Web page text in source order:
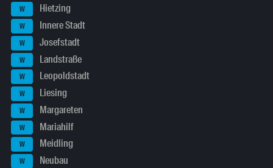
W Hietzing
W Innere Stadt
W Josefstadt
W Landstraße
W Leopoldstadt
W Liesing
W Margareten
W Mariahilf
W Meidling
W Neubau